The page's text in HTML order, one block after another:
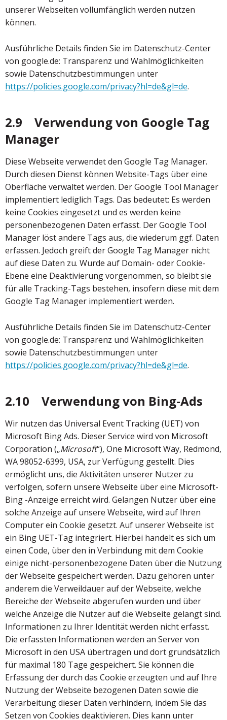
unserer Webseiten vollumfänglich werden nutzen
können.
Ausführliche Details finden Sie im Datenschutz-Center
von google.de: Transparenz und Wahlmöglichkeiten
sowie Datenschutzbestimmungen unter
https://policies.google.com/privacy?hl=de&gl=de.
2.9 Verwendung von Google Tag
Manager
Diese Webseite verwendet den Google Tag Manager.
Durch diesen Dienst können Website-Tags über eine
Oberfläche verwaltet werden. Der Google Tool Manager
implementiert lediglich Tags. Das bedeutet: Es werden
keine Cookies eingesetzt und es werden keine
personenbezogenen Daten erfasst. Der Google Tool
Manager löst andere Tags aus, die wiederum ggf. Daten
erfassen. Jedoch greift der Google Tag Manager nicht
auf diese Daten zu. Wurde auf Domain- oder Cookie-
Ebene eine Deaktivierung vorgenommen, so bleibt sie
für alle Tracking-Tags bestehen, insofern diese mit dem
Google Tag Manager implementiert werden.
Ausführliche Details finden Sie im Datenschutz-Center
von google.de: Transparenz und Wahlmöglichkeiten
sowie Datenschutzbestimmungen unter
https://policies.google.com/privacy?hl=de&gl=de.
2.10 Verwendung von Bing-Ads
Wir nutzen das Universal Event Tracking (UET) von
Microsoft Bing Ads. Dieser Service wird von Microsoft
Corporation („Microsoft“), One Microsoft Way, Redmond,
WA 98052-6399, USA, zur Verfügung gestellt. Dies
ermöglicht uns, die Aktivitäten unserer Nutzer zu
verfolgen, sofern unsere Webseite über eine Microsoft-
Bing -Anzeige erreicht wird. Gelangen Nutzer über eine
solche Anzeige auf unsere Webseite, wird auf Ihren
Computer ein Cookie gesetzt. Auf unserer Webseite ist
ein Bing UET-Tag integriert. Hierbei handelt es sich um
einen Code, über den in Verbindung mit dem Cookie
einige nicht-personenbezogene Daten über die Nutzung
der Webseite gespeichert werden. Dazu gehören unter
anderem die Verweildauer auf der Webseite, welche
Bereiche der Webseite abgerufen wurden und über
welche Anzeige die Nutzer auf die Webseite gelangt sind.
Informationen zu Ihrer Identität werden nicht erfasst.
Die erfassten Informationen werden an Server von
Microsoft in den USA übertragen und dort grundsätzlich
für maximal 180 Tage gespeichert. Sie können die
Erfassung der durch das Cookie erzeugten und auf Ihre
Nutzung der Webseite bezogenen Daten sowie die
Verarbeitung dieser Daten verhindern, indem Sie das
Setzen von Cookies deaktivieren. Dies kann unter